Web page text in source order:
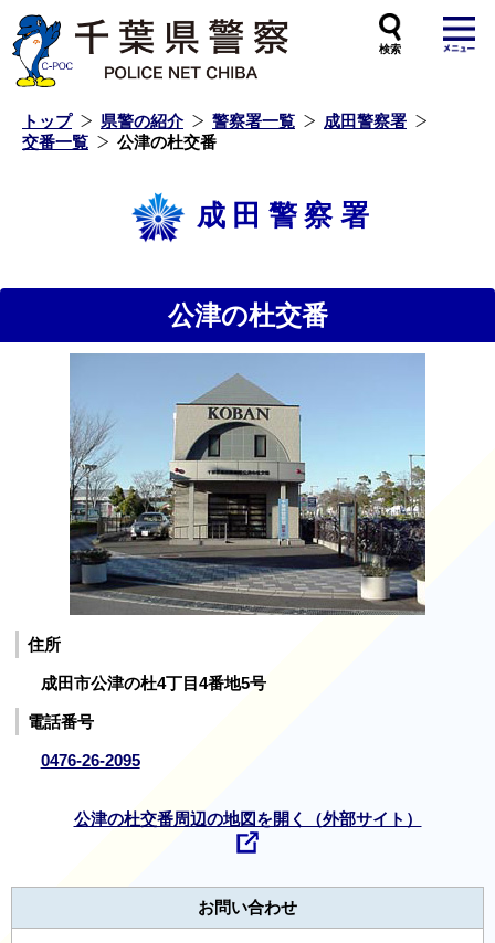
トップ 県警の紹介 警察署一覧
成田警察署
交番一覧
公津の杜交番
成田警察署
公津の杜交番
住所
成田市公津の杜4丁目4番地5号
電話番号
0476-26-2095
公津の杜交番周辺の地図を開く（外部サイト）
お問い合わせ